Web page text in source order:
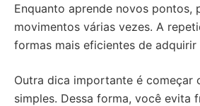
Enquanto aprende novos pontos,
movimentos várias vezes. A
formas mais eficientes de adquirir
Outra dica importante é começar
simples. Dessa forma, você evita